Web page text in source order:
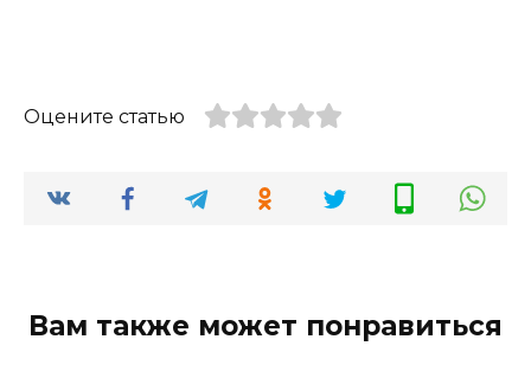
Оцените статью
Вам также может понравиться